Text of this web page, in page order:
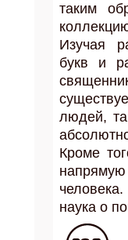
таким
Изучая
букв и
людей,
Кроме
наука о